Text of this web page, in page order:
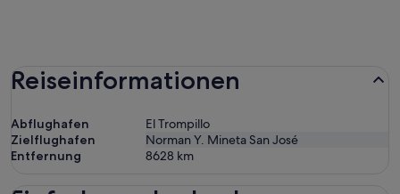
Reiseinformationen
Abflughafen
El Trompillo
Zielflughafen
Norman Y. Mineta San José
Entfernung
8628 km